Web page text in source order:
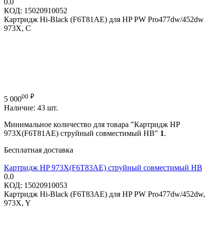
0.0
КОД: 15020910052
Картридж Hi-Black (F6T81AE) для HP PW Pro477dw/452dw
973X, C
5 00000 ₽
Наличие: 43 шт.
Минимальное количество для товара "Картридж HP
973X(F6T81AE) струйный совместимый HB" 1.
Бесплатная доставка
Картридж HP 973X(F6T83AE) струйный совместимый HB
0.0
КОД: 15020910053
Картридж Hi-Black (F6T83AE) для HP PW Pro477dw/452dw,
973X, Y